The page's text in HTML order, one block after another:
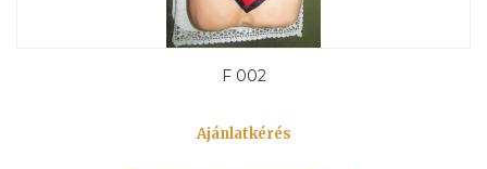
F 002
Ajánlatkérés